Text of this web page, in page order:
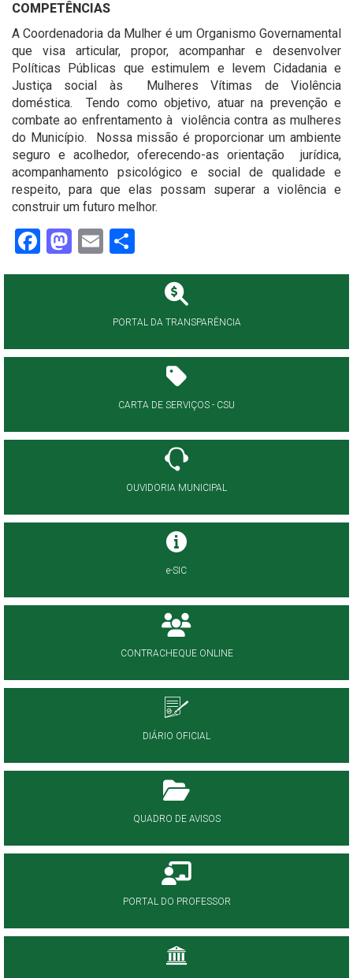
COMPETÊNCIAS
A Coordenadoria da Mulher é um Organismo Governamental
que visa articular, propor, acompanhar e desenvolver
Políticas Públicas que estimulem e levem Cidadania e
Justiça social às Mulheres Vítimas de Violência
doméstica. Tendo como objetivo, atuar na prevenção e
combate ao enfrentamento à violência contra as mulheres
do Município. Nossa missão é proporcionar um ambiente
seguro e acolhedor, oferecendo-as orientação jurídica,
acompanhamento psicológico e social de qualidade e
respeito, para que elas possam superar a violência e
construir um futuro melhor.
Facebook
Mastodon
Email
PORTAL DA TRANSPARÊNCIA
CARTA DE SERVIÇOS - CSU
OUVIDORIA MUNICIPAL
e-SIC
CONTRACHEQUE ONLINE
DIÁRIO OFICIAL
QUADRO DE AVISOS
PORTAL DO PROFESSOR